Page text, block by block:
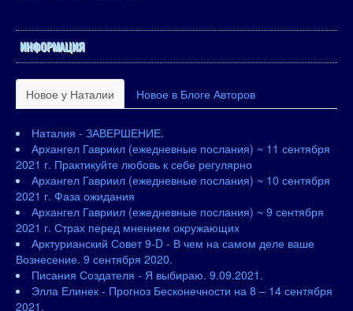
ИНФОРМАЦИЯ
Новое у Наталии Новое в Блоге Авторов
Наталия - ЗАВЕРШЕНИЕ.
Архангел Гавриил (ежедневные послания) ~ 11 сентября
2021 г. Практикуйте любовь к себе регулярно
Архангел Гавриил (ежедневные послания) ~ 10 сентября
2021 г. Фаза ожидания
Архангел Гавриил (ежедневные послания) ~ 9 сентября
2021 г. Страх перед мнением окружающих
Арктурианский Совет 9-D - В чем на самом деле ваше
Вознесение. 9 сентября 2020.
Писания Создателя - Я выбираю. 9.09.2021.
Элла Елинек - Прогноз Бесконечности на 8 – 14 сентября
2021.